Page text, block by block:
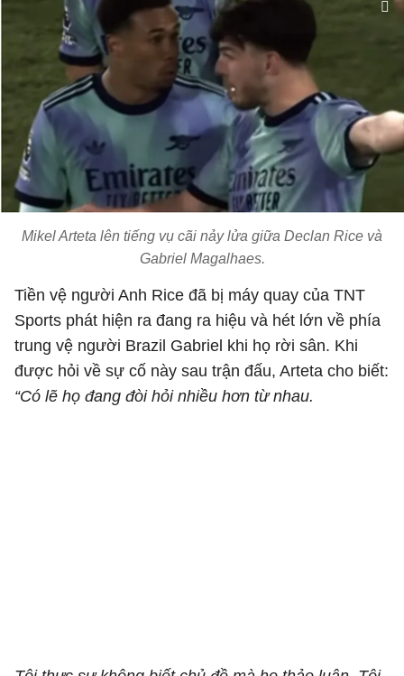
Mikel Arteta lên tiếng vụ cãi nảy lửa giữa Declan Rice và
Gabriel Magalhaes.
Tiền vệ người Anh Rice đã bị máy quay của TNT
Sports phát hiện ra đang ra hiệu và hét lớn về phía
trung vệ người Brazil Gabriel khi họ rời sân. Khi
được hỏi về sự cố này sau trận đấu, Arteta cho biết:
“Có lẽ họ đang đòi hỏi nhiều hơn từ nhau.